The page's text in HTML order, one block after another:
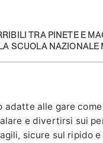
TRA PINETE E
SCUOLA NAZIONALE
adatte alle gare
e divertirsi sui
sicure sul ripido